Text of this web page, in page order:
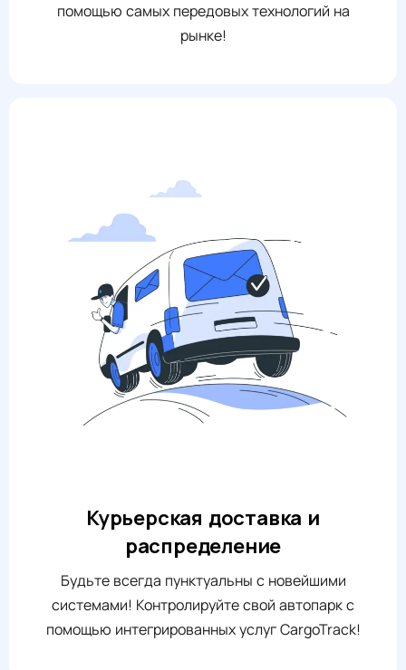
помощью самых передовых технологий на
рынке!
Курьерская доставка и
распределение
Будьте всегда пунктуальны с новейшими
системами! Контролируйте свой автопарк с
помощью интегрированных услуг CargoTrack!